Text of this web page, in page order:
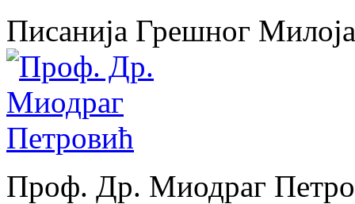
Писанија Грешног Милоја
Проф. Др. Миодраг